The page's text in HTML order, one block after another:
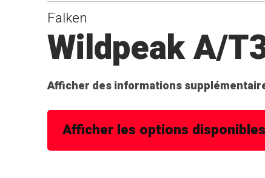
Falken
Wildpeak A/
Afficher des informations
Afficher les options disponibles